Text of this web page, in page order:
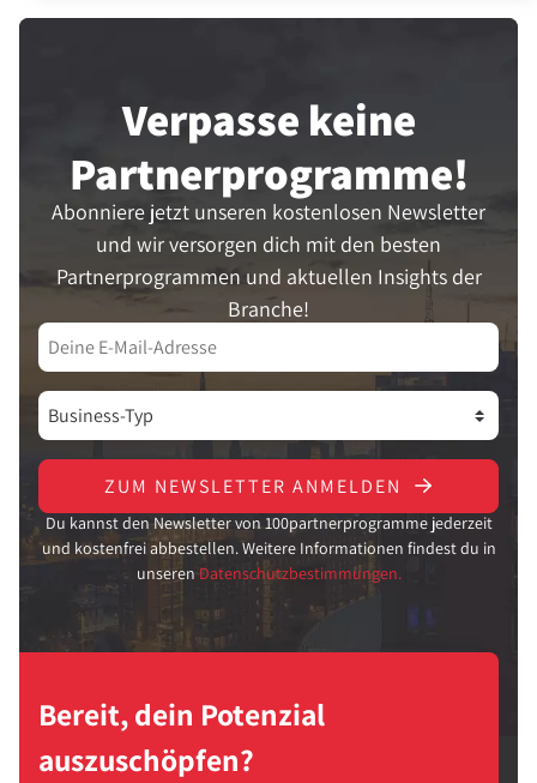
Verpasse keine
Partner­programme!
Abonniere jetzt unseren kostenlosen Newsletter
und wir versorgen dich mit den besten
Partnerprogrammen und aktuellen Insights der
Branche!
ZUM NEWSLETTER ANMELDEN
Du kannst den Newsletter von 100partnerprogramme jederzeit
und kostenfrei abbestellen. Weitere Informationen findest du in
unseren Datenschutzbestimmungen.
Bereit, dein Potenzial
auszuschöpfen?